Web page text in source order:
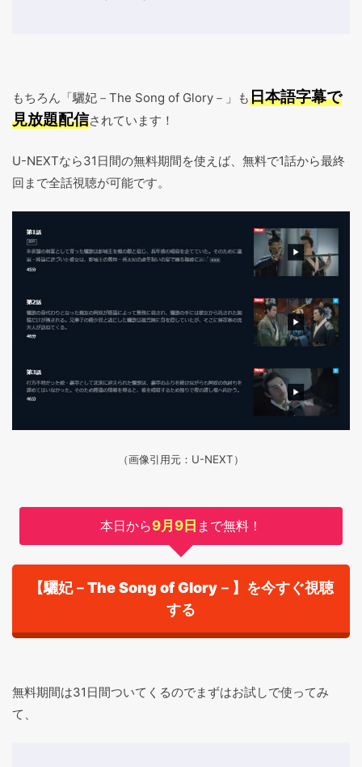
もちろん「驪妃－The Song of Glory－」も日本語字幕で
見放題配信されています！
U-NEXTなら31日間の無料期間を使えば、無料で1話から最終
回まで全話視聴が可能です。
（画像引用元：U-NEXT）
本日から9月9日 まで無料！
【驪妃－The Song of Glory－】を今すぐ視聴
する
無料期間は31日間ついてくるのでまずはお試しで使ってみ
て、